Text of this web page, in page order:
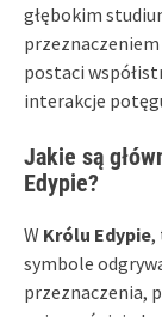
głębokim
przeznaczeniem
postaci
interakcje
Jakie są
Edypie?
W Królu Edypie,
symbole
przeznaczenia,